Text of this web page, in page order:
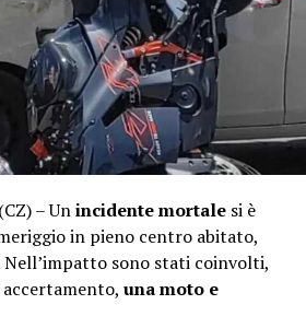
– Unincidente mortalesi è
in pieno centro abitato,
Nell’impatto sono stati coinvolti,
una moto e